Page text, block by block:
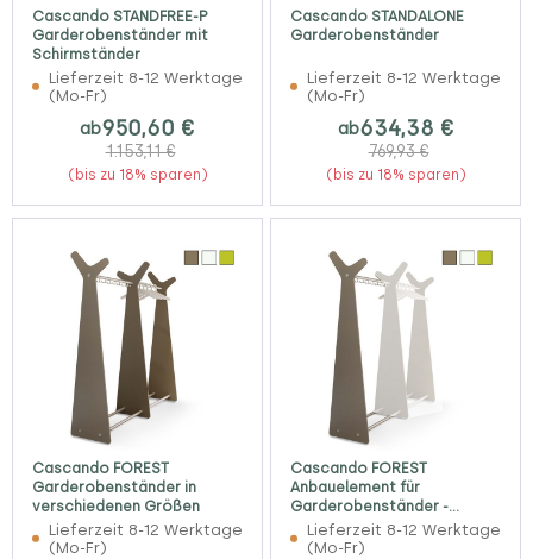
Cascando STANDFREE-P
Garderobenständer mit
Schirmständer
Lieferzeit 8-12 Werktage
(Mo-Fr)
ab950,60 €
1.153,11 €
(bis zu 18% sparen)
Cascando STANDALONE
Garderobenständer
Lieferzeit 8-12 Werktage
(Mo-Fr)
ab634,38 €
769,93 €
(bis zu 18% sparen)
Cascando FOREST
Garderobenständer in
verschiedenen Größen
Lieferzeit 8-12 Werktage
(Mo-Fr)
Cascando FOREST
Anbauelement für
Garderobenständer -
verschiedene Breiten
Lieferzeit 8-12 Werktage
(Mo-Fr)